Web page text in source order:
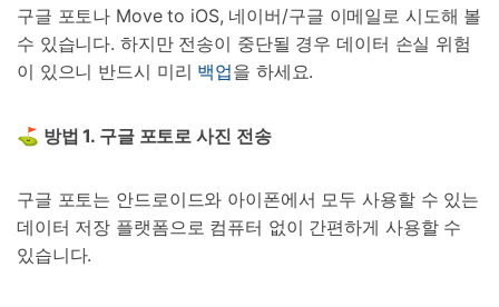
구글 포토나 Move to iOS, 네이버/구글 이메일로 시도해 볼
수 있습니다. 하지만 전송이 중단될 경우 데이터 손실 위험
이 있으니 반드시 미리 백업을 하세요.
⛳ 방법1. 구글 포토로 사진 전송
구글 포토는 안드로이드와 아이폰에서 모두 사용할 수 있는
데이터 저장 플랫폼으로 컴퓨터 없이 간편하게 사용할 수
있습니다.